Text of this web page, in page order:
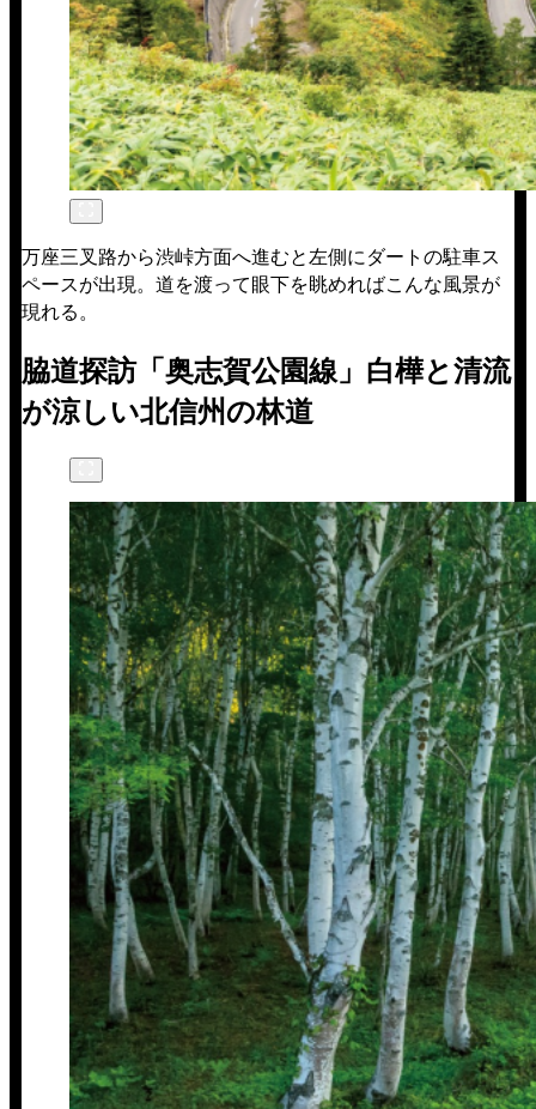
万座三叉路から渋峠方面へ進むと左側にダートの駐車ス
ペースが出現。道を渡って眼下を眺めればこんな風景が
現れる。
脇道探訪「奥志賀公園線」白樺と清流
が涼しい北信州の林道